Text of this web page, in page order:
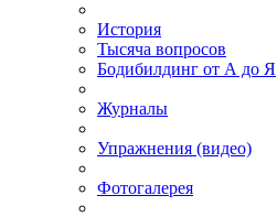
История
Тысяча вопросов
Бодибилдинг от А до Я
Журналы
Упражнения (видео)
Фотогалерея